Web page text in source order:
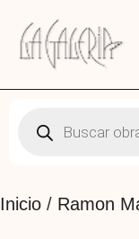
Inicio / Ramon